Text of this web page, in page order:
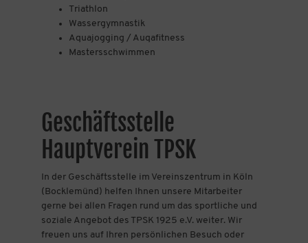
Triathlon
Wassergymnastik
Aquajogging / Auqafitness
Mastersschwimmen
Geschäftsstelle
Hauptverein TPSK
In der Geschäftsstelle im Vereinszentrum in Köln
(Bocklemünd) helfen Ihnen unsere Mitarbeiter
gerne bei allen Fragen rund um das sportliche und
soziale Angebot des TPSK 1925 e.V. weiter. Wir
freuen uns auf Ihren persönlichen Besuch oder